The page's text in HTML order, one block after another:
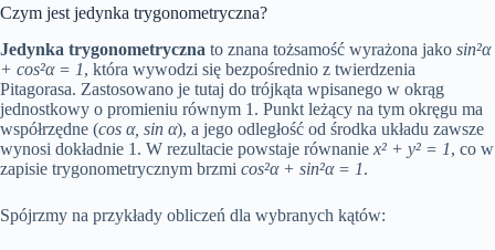
Czym jest jedynka trygonometryczna?
Jedynka trygonometryczna to znana tożsamość wyrażona jako sin²α
+ cos²α = 1, która wywodzi się bezpośrednio z twierdzenia
Pitagorasa. Zastosowano je tutaj do trójkąta wpisanego w okrąg
jednostkowy o promieniu równym 1. Punkt leżący na tym okręgu ma
współrzędne (cos α, sin α), a jego odległość od środka układu zawsze
wynosi dokładnie 1. W rezultacie powstaje równanie x² + y² = 1, co w
zapisie trygonometrycznym brzmi cos²α + sin²α = 1.
Spójrzmy na przykłady obliczeń dla wybranych kątów: